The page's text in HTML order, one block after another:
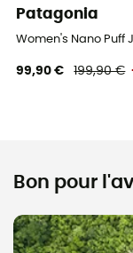
Patagonia
Women's Nano Puff
99,90 € 199,90 €
Bon pour